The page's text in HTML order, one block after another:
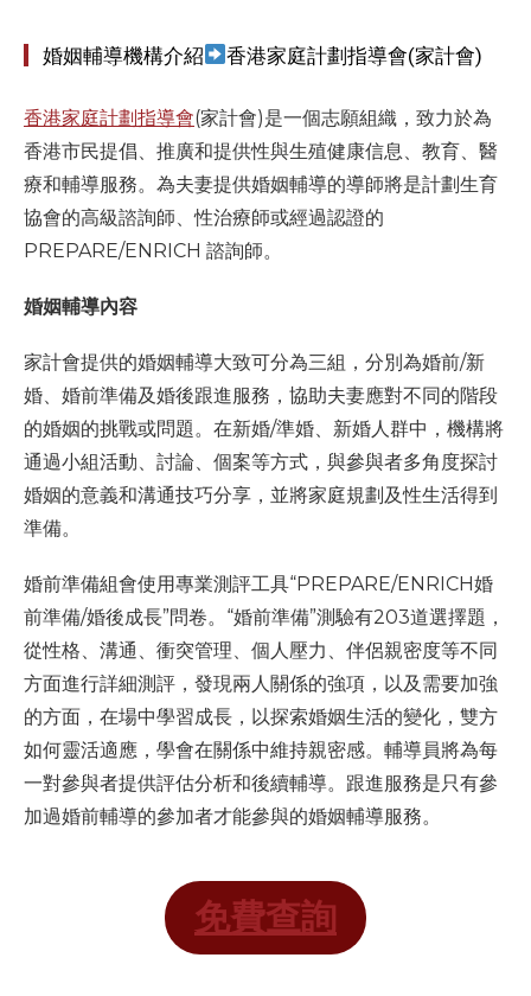
婚姻輔導機構介紹 香港家庭計劃指導會(家計會)
香港家庭計劃指導會(家計會)是一個志願組織，致力於為
香港市民提倡、推廣和提供性與生殖健康信息、教育、醫
療和輔導服務。為夫妻提供婚姻輔導的導師將是計劃生育
協會的高級諮詢師、性治療師或經過認證的
PREPARE/ENRICH 諮詢師。
婚姻輔導內容
家計會提供的婚姻輔導大致可分為三組，分別為婚前/新
婚、婚前準備及婚後跟進服務，協助夫妻應對不同的階段
的婚姻的挑戰或問題。在新婚/準婚、新婚人群中，機構將
通過小組活動、討論、個案等方式，與參與者多角度探討
婚姻的意義和溝通技巧分享，並將家庭規劃及性生活得到
準備。
婚前準備組會使用專業測評工具“PREPARE/ENRICH婚
前準備/婚後成長”問卷。“婚前準備”測驗有203道選擇題，
從性格、溝通、衝突管理、個人壓力、伴侶親密度等不同
方面進行詳細測評，發現兩人關係的強項，以及需要加強
的方面，在場中學習成長，以探索婚姻生活的變化，雙方
如何靈活適應，學會在關係中維持親密感。輔導員將為每
一對參與者提供評估分析和後續輔導。跟進服務是只有參
加過婚前輔導的參加者才能參與的婚姻輔導服務。
免費查詢